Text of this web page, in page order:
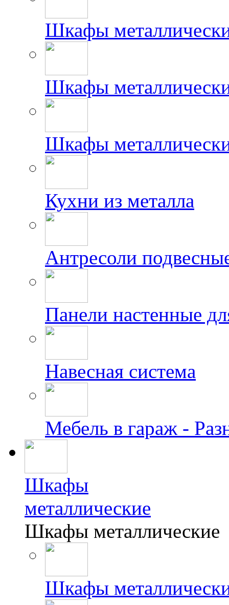
Шкафы
Шкафы
Шкафы
Кухни из металла
Антресоли
Панели настенные
Навесная система
Мебель в гараж -
Шкафы
металлические
Шкафы металлические
Шкафы